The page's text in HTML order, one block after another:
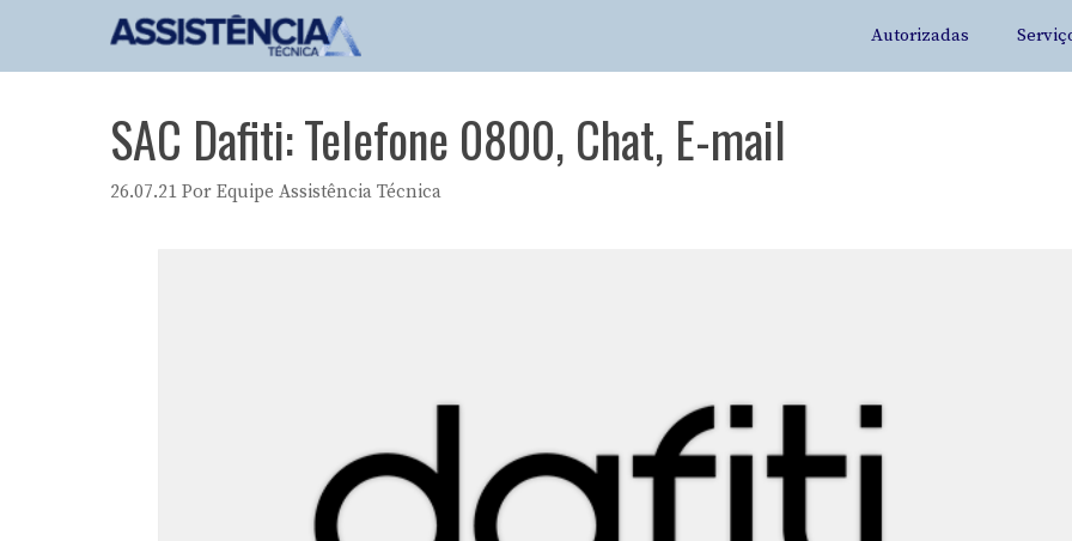
Autorizadas
SAC Dafiti: Telefone 0800, Chat, E-mail
26.07.21 Por Equipe Assistência Técnica